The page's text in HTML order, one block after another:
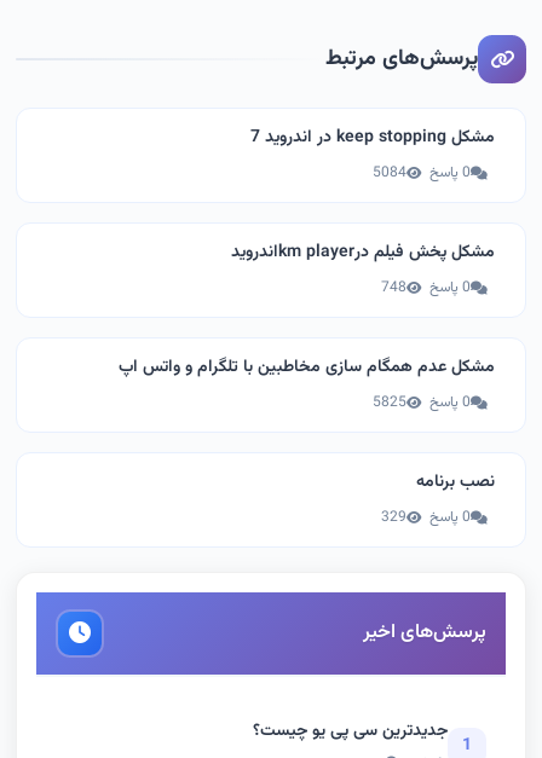
پرسش‌های مرتبط
مشکل keep stopping در اندروید 7
0 پاسخ 5084
مشکل پخش فیلم درkm playerاندروید
0 پاسخ 748
مشکل عدم همگام سازی مخاطبین با تلگرام و واتس اپ
0 پاسخ 5825
نصب برنامه
0 پاسخ 329
پرسش‌های اخیر
1
جدیدترین سی پی یو چیست؟